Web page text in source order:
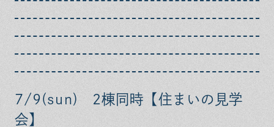
7/9(sun) 2棟同時【住まいの見学
会】